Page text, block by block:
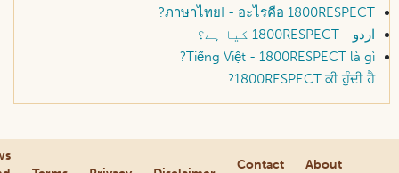
ภาษาไทยI - อะไรคือ 1800RESPECT?
اردو - 1800RESPECT کیا ہے؟
Tiếng Việt - 1800RESPECT là gì?
1800RESPECT ਕੀ ਹੁੰਦੀ ਹੈ?
About
Contact